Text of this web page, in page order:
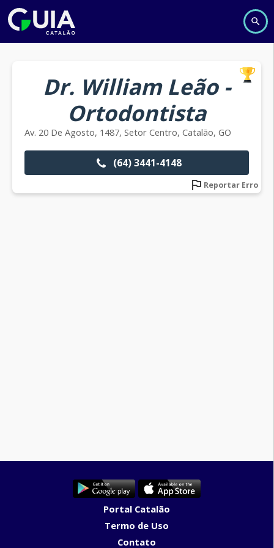
Dr. William Leão -
Ortodontista
Av. 20 De Agosto, 1487, Setor Centro, Catalão, GO
(64) 3441-4148
Reportar Erro
Portal Catalão
Termo de Uso
Contato